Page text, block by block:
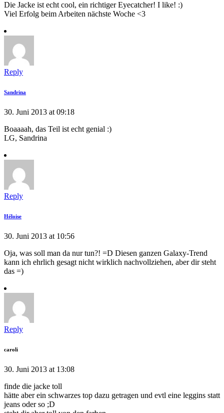
Die Jacke ist echt cool, ein richtiger Eyecatcher! I like! :)
Viel Erfolg beim Arbeiten nächste Woche <3
Reply
Sandrina
30. Juni 2013 at 09:18
Boaaaah, das Teil ist echt genial :)
LG, Sandrina
Reply
Héloise
30. Juni 2013 at 10:56
Oja, was soll man da nur tun?! =D Diesen ganzen Galaxy-Trend
kann ich ehrlich gesagt nicht wirklich nachvollziehen, aber dir steht
das =)
Reply
caroli
30. Juni 2013 at 13:08
finde die jacke toll
hätte aber ein schwarzes top dazu getragen und evtl eine leggins statt
jeans oder so ;D